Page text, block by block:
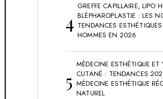
GREFFE CAPILLAIRE, LIPO
BLÉPHAROPLASTIE : LES
TENDANCES
HOMMES EN 2026
MÉDECINE ESTHÉTIQUE ET
CUTANÉ : TENDANCES
MÉDECINE ESTHÉTIQUE
NATUREL